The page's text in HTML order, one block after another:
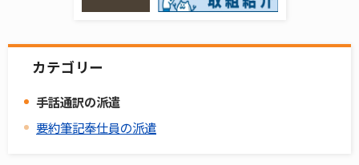
カテゴリー
手話通訳の派遣
要約筆記奉仕員の派遣